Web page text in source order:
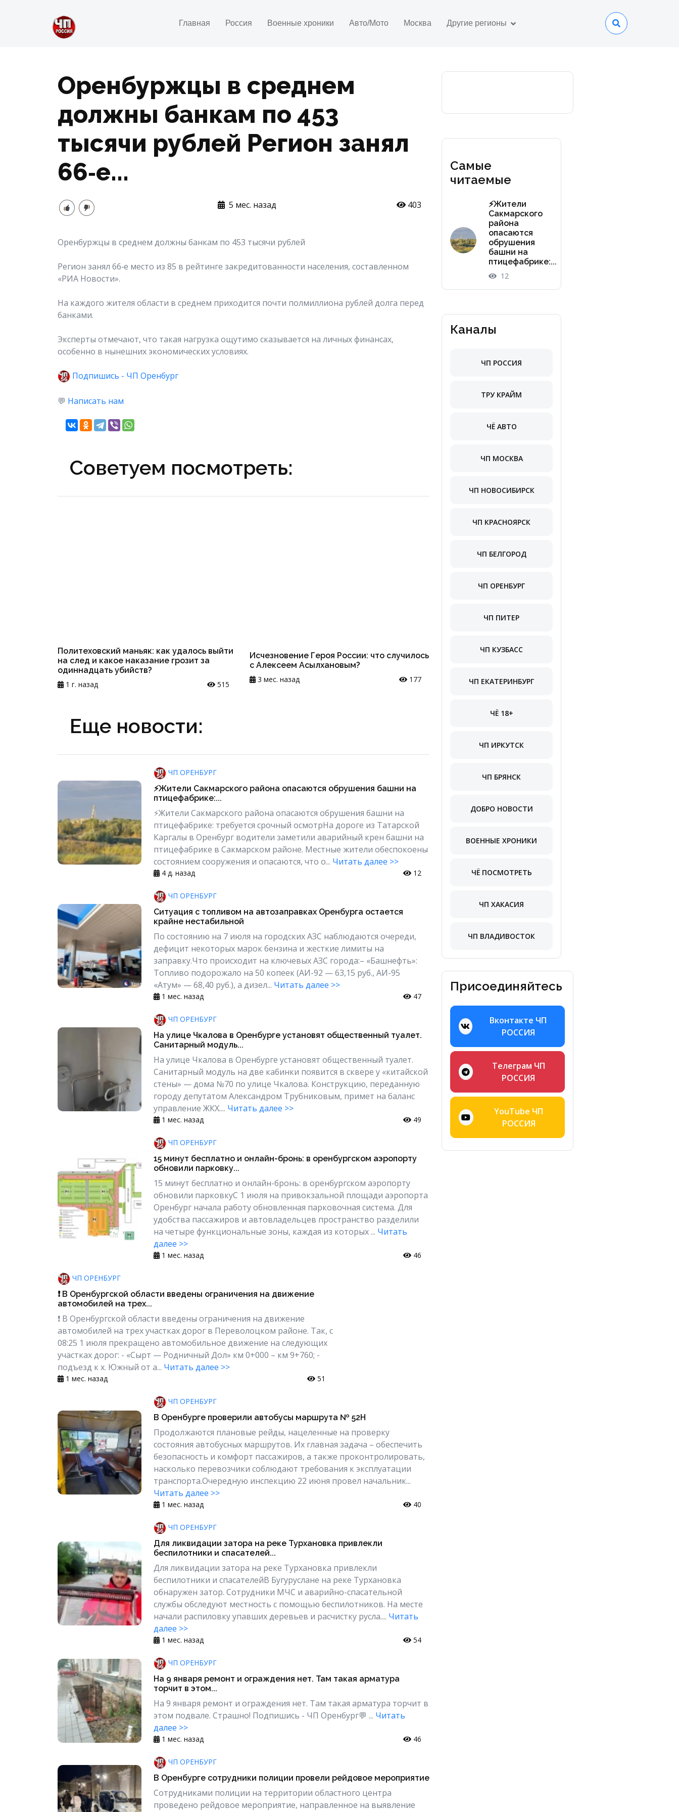
Главная Россия Военные хроники Авто/Мото Москва Другие регионы
Оренбуржцы в среднем
должны банкам по 453
тысячи рублей Регион занял
66‑е...
5 мес. назад 403
Оренбуржцы в среднем должны банкам по 453 тысячи рублей
Регион занял 66‑е место из 85 в рейтинге закредитованности населения, составленном
«РИА Новости».
На каждого жителя области в среднем приходится почти полмиллиона рублей долга перед
банками.
Эксперты отмечают, что такая нагрузка ощутимо сказывается на личных финансах,
особенно в нынешних экономических условиях.
Подпишись - ЧП Оренбург
💬 Написать нам
Советуем посмотреть:
Политеховский маньяк: как удалось выйти
на след и какое наказание грозит за
одиннадцать убийств?
1 г. назад
515
Исчезновение Героя России: что случилось
с Алексеем Асылхановым?
3 мес. назад
177
Еще новости:
ЧП ОРЕНБУРГ
⚡️Жители Сакмарского района опасаются обрушения башни на
птицефабрике:...
⚡️Жители Сакмарского района опасаются обрушения башни на
птицефабрике: требуется срочный осмотрНа дороге из Татарской
Каргалы в Оренбург водители заметили аварийный крен башни на
птицефабрике в Сакмарском районе. Местные жители обеспокоены
состоянием сооружения и опасаются, что о... Читать далее >>
4 д. назад 12
ЧП ОРЕНБУРГ
Ситуация с топливом на автозаправках Оренбурга остается
крайне нестабильной
По состоянию на 7 июля на городских АЗС наблюдаются очереди,
дефицит некоторых марок бензина и жесткие лимиты на
заправку.Что происходит на ключевых АЗС города:– «Башнефть»:
Топливо подорожало на 50 копеек (АИ-92 — 63,15 руб., АИ-95
«Атум» — 68,40 руб.), а дизел... Читать далее >>
1 мес. назад 47
ЧП ОРЕНБУРГ
На улице Чкалова в Оренбурге установят общественный туалет.
Санитарный модуль...
На улице Чкалова в Оренбурге установят общественный туалет.
Санитарный модуль на две кабинки появится в сквере у «китайской
стены» — дома №70 по улице Чкалова. Конструкцию, переданную
городу депутатом Александром Трубниковым, примет на баланс
управление ЖКХ.... Читать далее >>
1 мес. назад 49
ЧП ОРЕНБУРГ
15 минут бесплатно и онлайн-бронь: в оренбургском аэропорту
обновили парковку...
15 минут бесплатно и онлайн-бронь: в оренбургском аэропорту
обновили парковкуС 1 июля на привокзальной площади аэропорта
Оренбург начала работу обновленная парковочная система. Для
удобства пассажиров и автовладельцев пространство разделили
на четыре функциональные зоны, каждая из которых ... Читать
далее >>
1 мес. назад 46
ЧП ОРЕНБУРГ
❗️ В Оренбургской области введены ограничения на движение
автомобилей на трех...
❗️ В Оренбургской области введены ограничения на движение
автомобилей на трех участках дорог в Переволоцком районе. Так, с
08:25 1 июля прекращено автомобильное движение на следующих
участках дорог: - «Сырт — Родничный Дол» км 0+000 – км 9+760; -
подъезд к х. Южный от а... Читать далее >>
1 мес. назад 51
ЧП ОРЕНБУРГ
В Оренбурге проверили автобусы маршрута № 52Н
Продолжаются плановые рейды, нацеленные на проверку
состояния автобусных маршрутов. Их главная задача – обеспечить
безопасность и комфорт пассажиров, а также проконтролировать,
насколько перевозчики соблюдают требования к эксплуатации
транспорта.Очередную инспекцию 22 июня провел начальник...
Читать далее >>
1 мес. назад 40
ЧП ОРЕНБУРГ
Для ликвидации затора на реке Турхановка привлекли
беспилотники и спасателей...
Для ликвидации затора на реке Турхановка привлекли
беспилотники и спасателейВ Бугуруслане на реке Турхановка
обнаружен затор. Сотрудники МЧС и аварийно-спасательной
службы обследуют местность с помощью беспилотников. На месте
начали распиловку упавших деревьев и расчистку русла.... Читать
далее >>
1 мес. назад 54
ЧП ОРЕНБУРГ
На 9 января ремонт и ограждения нет. Там такая арматура
торчит в этом...
На 9 января ремонт и ограждения нет. Там такая арматура торчит в
этом подвале. Страшно! Подпишись - ЧП Оренбург💬 ... Читать
далее >>
1 мес. назад 46
ЧП ОРЕНБУРГ
В Оренбурге сотрудники полиции провели рейдовое мероприятие
Сотрудниками полиции на территории областного центра
проведено рейдовое мероприятие, направленное на выявление
Самые
читаемые
⚡️Жители
Сакмарского
района
опасаются
обрушения
башни на
птицефабрике:...
12
Каналы
ЧП РОССИЯ
ТРУ КРАЙМ
ЧЁ АВТО
ЧП МОСКВА
ЧП НОВОСИБИРСК
ЧП КРАСНОЯРСК
ЧП БЕЛГОРОД
ЧП ОРЕНБУРГ
ЧП ПИТЕР
ЧП КУЗБАСС
ЧП ЕКАТЕРИНБУРГ
ЧЁ 18+
ЧП ИРКУТСК
ЧП БРЯНСК
ДОБРО НОВОСТИ
ВОЕННЫЕ ХРОНИКИ
ЧЁ ПОСМОТРЕТЬ
ЧП ХАКАСИЯ
ЧП ВЛАДИВОСТОК
Присоединяйтесь
Вконтакте ЧП
РОССИЯ
Телеграм ЧП
РОССИЯ
YouTube ЧП
РОССИЯ